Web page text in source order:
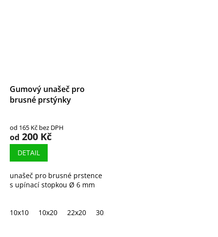
Gumový unašeč pro
brusné prstýnky
od 165 Kč bez DPH
od 200 Kč
DETAIL
unašeč pro brusné prstence
s upínací stopkou Ø 6 mm
10x10 10x20 22x20 30x30